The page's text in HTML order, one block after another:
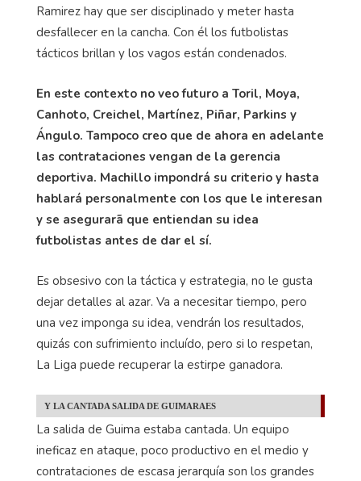
Ramirez hay que ser disciplinado y meter hasta
desfallecer en la cancha. Con él los futbolistas
tácticos brillan y los vagos están condenados.
En este contexto no veo futuro a Toril, Moya,
Canhoto, Creichel, Martínez, Piñar, Parkins y
Ángulo. Tampoco creo que de ahora en adelante
las contrataciones vengan de la gerencia
deportiva. Machillo impondrá su criterio y hasta
hablará personalmente con los que le interesan
y se asegurarã que entiendan su idea
futbolistas antes de dar el sí.
Es obsesivo con la táctica y estrategia, no le gusta
dejar detalles al azar. Va a necesitar tiempo, pero
una vez imponga su idea, vendrán los resultados,
quizás con sufrimiento incluído, pero si lo respetan,
La Liga puede recuperar la estirpe ganadora.
Y LA CANTADA SALIDA DE GUIMARAES
La salida de Guima estaba cantada. Un equipo
ineficaz en ataque, poco productivo en el medio y
contrataciones de escasa jerarquía son los grandes